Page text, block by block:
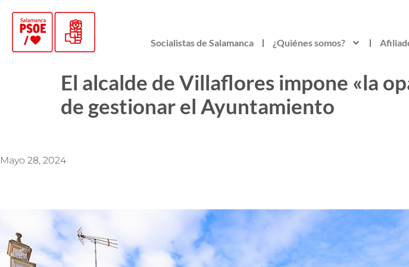
Socialistas de Salamanca ¿Quiénes somos?
El alcalde de Villaflores impone «la
de gestionar el Ayuntamiento
Mayo 28, 2024